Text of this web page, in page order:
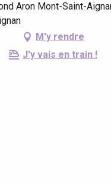
Aron Mont-Saint-
M'y rendre
J'y vais en train !